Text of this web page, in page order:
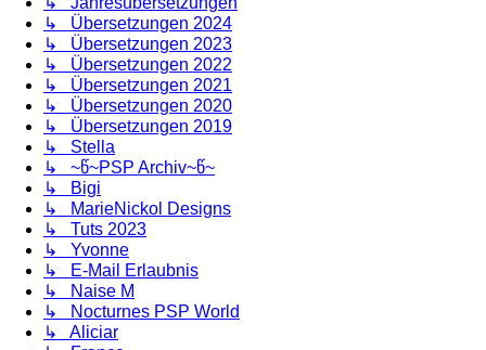
↳ Übersetzungen 2024
↳ Übersetzungen 2023
↳ Übersetzungen 2022
↳ Übersetzungen 2021
↳ Übersetzungen 2020
↳ Übersetzungen 2019
↳ Stella
↳ ~წ~PSP Archiv~წ~
↳ Bigi
↳ MarieNickol Designs
↳ Tuts 2023
↳ Yvonne
↳ E-Mail Erlaubnis
↳ Naise M
↳ Nocturnes PSP World
↳ Aliciar